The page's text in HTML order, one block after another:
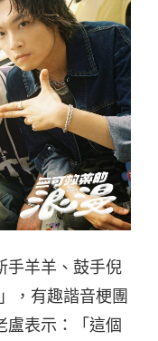
手羊羊、鼓手倪
，有趣諧音梗團
盧表示：「這個